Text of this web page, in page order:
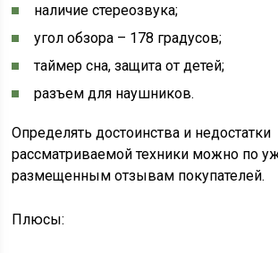
наличие стереозвука;
угол обзора – 178 градусов;
таймер сна, защита от детей;
разъем для наушников.
Определять достоинства и недостатки
рассматриваемой техники можно по
размещенным отзывам покупателей.
Плюсы: